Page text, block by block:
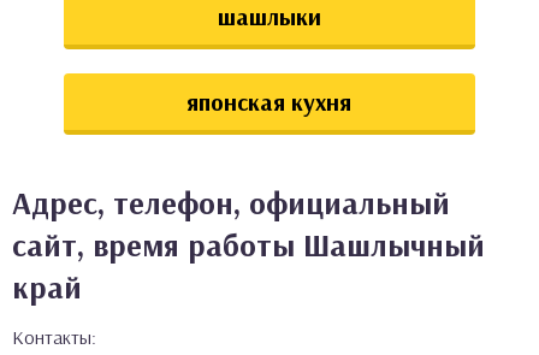
шашлыки
японская кухня
Адрес, телефон, официальный
сайт, время работы Шашлычный
край
Контакты: